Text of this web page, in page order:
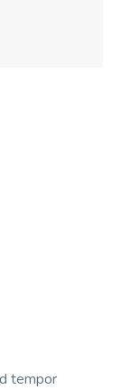
tempor